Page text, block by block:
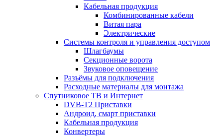
Кабельная продукция
Комбинированные кабели
Витая пара
Электрические
Системы контроля и управления доступом
Шлагбаумы
Секционные ворота
Звуковое оповещение
Разъёмы для подключения
Расходные материалы для монтажа
Спутниковое ТВ и Интернет
DVB-Т2 Приставки
Андроид, смарт приставки
Кабельная продукция
Конвертеры